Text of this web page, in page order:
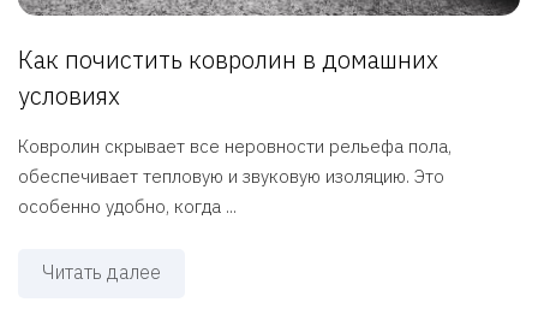
Как почистить ковролин в домашних
условиях
Ковролин скрывает все неровности рельефа пола,
обеспечивает тепловую и звуковую изоляцию. Это
особенно удобно, когда ...
Читать далее